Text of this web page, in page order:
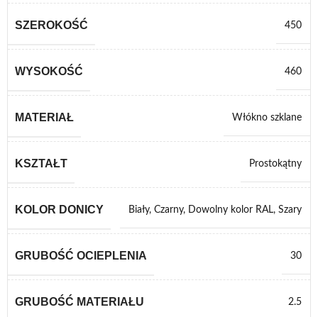
SZEROKOŚĆ 450
WYSOKOŚĆ 460
MATERIAŁ Włókno szklane
KSZTAŁT Prostokątny
KOLOR DONICY Biały, Czarny, Dowolny kolor RAL, Szary
GRUBOŚĆ OCIEPLENIA 30
GRUBOŚĆ MATERIAŁU 2.5